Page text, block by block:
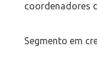
coordenadores
Segmento em